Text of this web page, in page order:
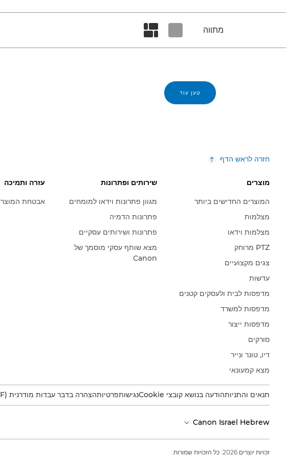
מתווה
טען עוד
חזרה לראש הדף
מוצרים
המוצרים החדישים ביותר
מצלמות
מצלמות וידאו
PTZ מרוחק
צגים מקצועיים
עדשות
מדפסות לבית ולעסקים קטנים
מדפסות למשרד
מדפסות ייצור
סורקים
דיו, טונר ונייר
מצא קמעונאי
שירותים ופתרונות
מגוון פתרונות וידאו למומחים
פתרונות הדמיה
פתרונות ושירותים עסקיים
מצא שותף עסקי מוסמך של
Canon
עזרה ותמיכה
אבטחת המוצר
תנאים והתניותהודעה בנושא קובצי Cookie נגישותפרטיותהצהרה בדבר עבדות מודרנית (PDF)
Canon Israel Hebrew
זכויות יוצרים 2026. כל הזכויות שמורות.